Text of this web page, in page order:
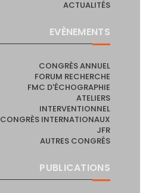
ACTUALITÉS
EVÈNEMENTS
CONGRÈS ANNUEL
FORUM RECHERCHE
FMC D'ÉCHOGRAPHIE
ATELIERS
INTERVENTIONNEL
CONGRÈS INTERNATIONAUX
JFR
AUTRES CONGRÈS
PUBLICATIONS